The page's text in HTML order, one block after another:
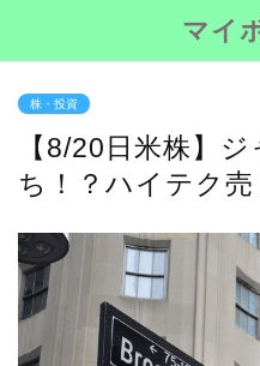
マイ
株・投資
【8/20日米株】
ち！？ハイテク